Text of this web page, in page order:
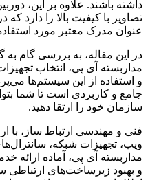
داشته باشند. علاوه بر این،
تصاویر با کیفیت بالا را دارد
عنوان مدرک معتبر مورد
در این مقاله، به بررسی گام
مداربسته آی پی، انتخاب
و استفاده از این سیستم‌ها
جامع و کاربردی است تا شما
سازمان خود را ارتقا دهید.
فنی و مهندسی ارتباط ساز، با
ویپ، تجهیزات شبکه،
مداربسته آی پی، آماده ارائه
و بهبود زیرساخت‌های